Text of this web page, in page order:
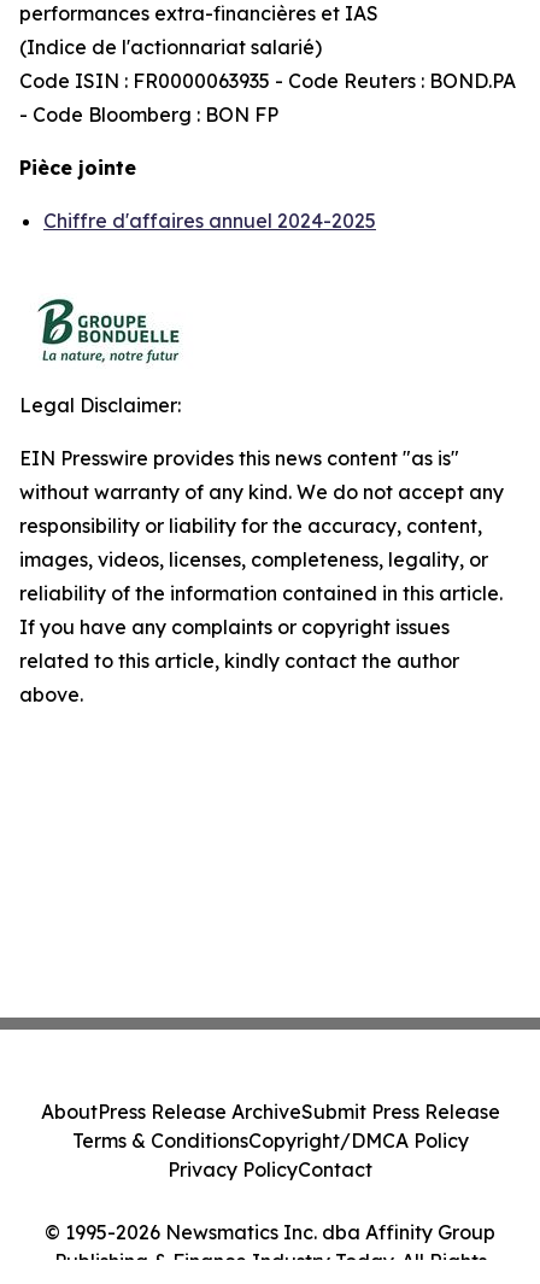
performances extra-financières et IAS
(Indice de l'actionnariat salarié)
Code ISIN : FR0000063935 - Code Reuters : BOND.PA
- Code Bloomberg : BON FP
Pièce jointe
Chiffre d'affaires annuel 2024-2025
Legal Disclaimer:
EIN Presswire provides this news content "as is"
without warranty of any kind. We do not accept any
responsibility or liability for the accuracy, content,
images, videos, licenses, completeness, legality, or
reliability of the information contained in this article.
If you have any complaints or copyright issues
related to this article, kindly contact the author
above.
© 1995-2026 Newsmatics Inc. dba Affinity Group
Publishing & Finance Industry Today. All Rights
AboutPress Release ArchiveSubmit Press Release
Terms & ConditionsCopyright/DMCA Policy
Privacy PolicyContact